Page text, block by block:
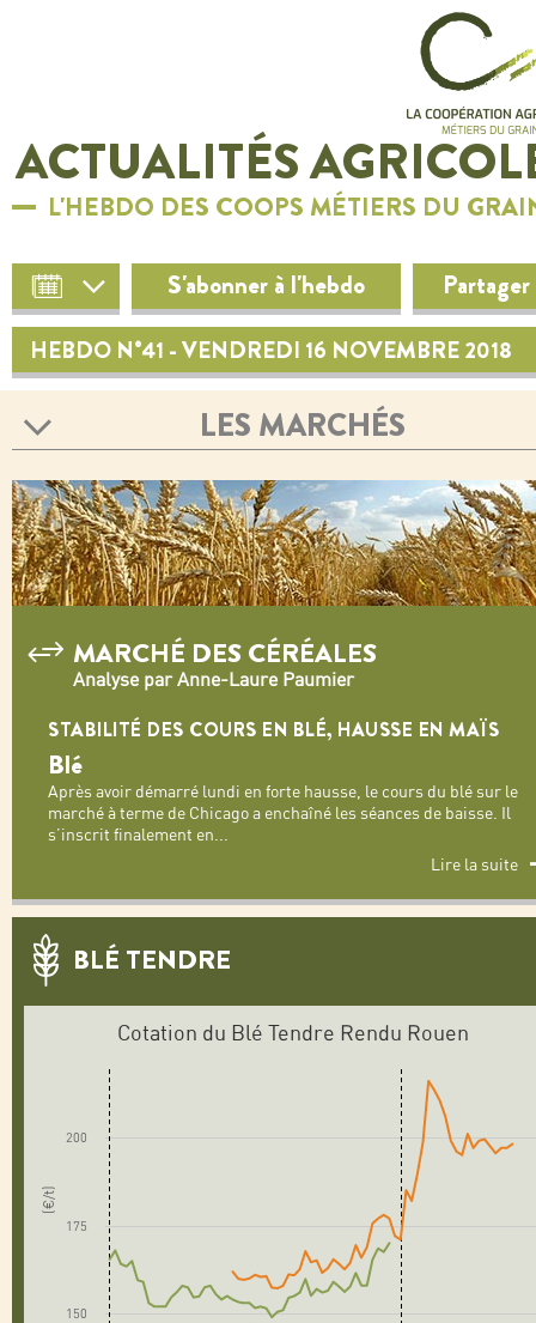
ACTUALITÉS
L'HEBDO DES COOPS MÉTIERS DU
S'abonner à l'hebdo Partager
HEBDO N°41 - VENDREDI 16 NOVEMBRE 2018
LES MARCHÉS
MARCHÉ DES CÉRÉALES
Analyse par Anne-Laure Paumier
STABILITÉ DES COURS EN BLÉ, HAUSSE EN MAÏS
Blé
Après avoir démarré lundi en forte hausse, le cours du blé sur le
marché à terme de Chicago a enchaîné les séances de baisse. Il
s’inscrit finalement en...
Lire la suite
BLÉ TENDRE
(€/t)
Cotation du Blé Tendre Rendu Rouen
150
175
200